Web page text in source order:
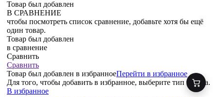
Товар был добавлен
В СРАВНЕНИЕ
чтобы посмотреть список сравнение, добавьте хотя бы ещё
один товар.
Товар был добавлен
в сравнение
Сравнить
Сравнить
Товар был добавлен в избранноеПерейти в избранное
Для того, чтобы добавить в избранное, выберите тип товара.
В избранное